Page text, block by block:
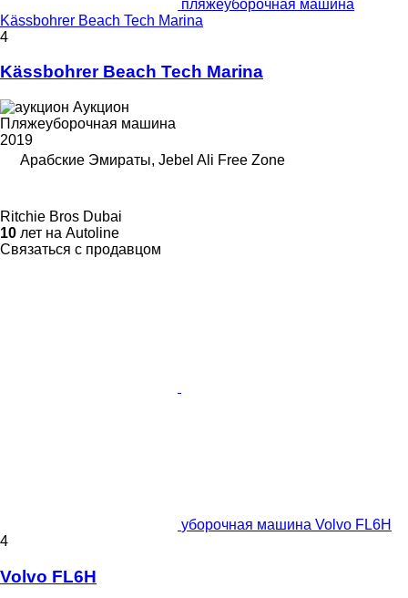
пляжеуборочная машина
Kässbohrer Beach Tech Marina
4
Kässbohrer Beach Tech Marina
Аукцион
Пляжеуборочная машина
2019
Арабские Эмираты, Jebel Ali Free Zone
Ritchie Bros Dubai
10 лет на Autoline
Связаться с продавцом
уборочная машина Volvo FL6H
4
Volvo FL6H